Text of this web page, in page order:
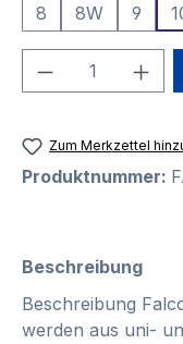
8
8W 9
Produkt
Zum Merkzettel
Produktnummer:
Beschreibung
Beschreibung
werden aus uni-